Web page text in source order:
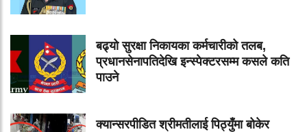
बढ्यो सुरक्षा निकायका कर्मचारीको तलब,
प्रधानसेनापतिदेखि इन्स्पेक्टरसम्म कसले कति
पाउने
क्यान्सरपीडित श्रीमतीलाई पिठ्युँमा बोकेर